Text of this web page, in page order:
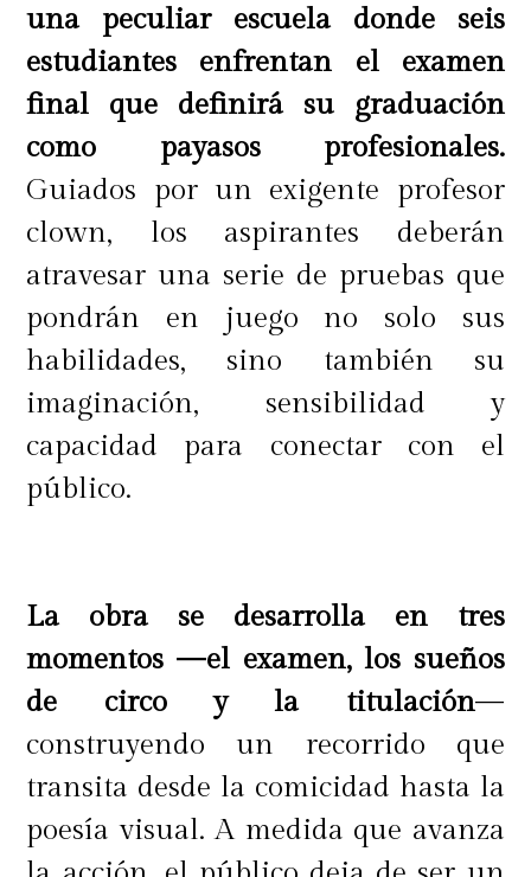
"Entre tonos grises, sepias y
naranjas, las ilustraciones reflejan
la resignación y el dolor de una
madre que prepara a su hijo para el
sacrificio y el momento de la
entrega a la montaña sagrada",
señala Olga González del Banco del
Libro de Venezuela
Editorial Recrea:
"Sana sana, hojita
de rama. Plantas medicinales de
Autor/a: Paulina Jara (texto) |
Fabián Rivas (ilustraciones)
Los versos de Paulina Jara
Staussmann acompañan al lector en
un recorrido por las plantas
medicinales de Chile: sus usos,
una peculiar escuela donde seis
estudiantes enfrentan el examen
final que definirá su graduación
como payasos profesionales.
Guiados por un exigente profesor
clown, los aspirantes deberán
atravesar una serie de pruebas que
pondrán en juego no solo sus
habilidades, sino también su
imaginación, sensibilidad y
capacidad para conectar con el
público.
La obra se desarrolla en tres
momentos —el examen, los sueños
de circo y la titulación—
construyendo un recorrido que
transita desde la comicidad hasta la
poesía visual. A medida que avanza